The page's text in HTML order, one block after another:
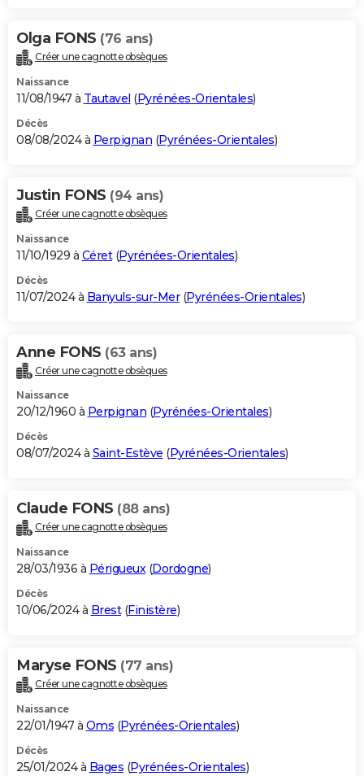
Olga FONS (76 ans)
Créer une cagnotte obsèques
Naissance
11/08/1947 à Tautavel (Pyrénées-Orientales)
Décès
08/08/2024 à Perpignan (Pyrénées-Orientales)
Justin FONS (94 ans)
Créer une cagnotte obsèques
Naissance
11/10/1929 à Céret(Pyrénées-Orientales)
Décès
11/07/2024 à Banyuls-sur-Mer(Pyrénées-Orientales)
Anne FONS (63 ans)
Créer une cagnotte obsèques
Naissance
20/12/1960 à Perpignan (Pyrénées-Orientales)
Décès
08/07/2024 à Saint-Estève (Pyrénées-Orientales)
Claude FONS (88 ans)
Créer une cagnotte obsèques
Naissance
28/03/1936 à Périgueux(Dordogne)
Décès
10/06/2024 à Brest(Finistère)
Maryse FONS (77 ans)
Créer une cagnotte obsèques
Naissance
22/01/1947 à Oms (Pyrénées-Orientales)
Décès
25/01/2024 à Bages (Pyrénées-Orientales)